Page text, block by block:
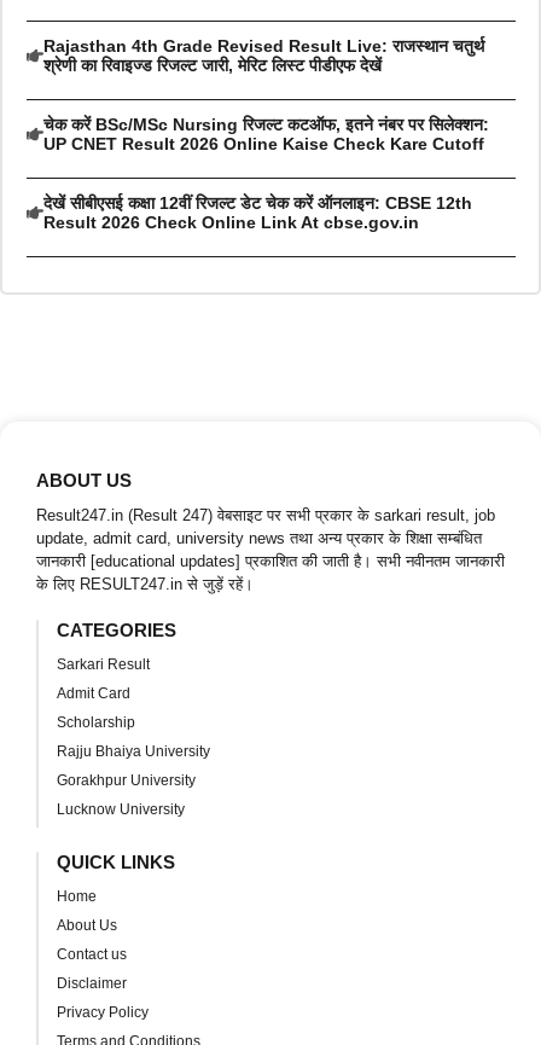
Rajasthan 4th Grade Revised Result Live: राजस्थान चतुर्थ
श्रेणी का रिवाइज्ड रिजल्ट जारी, मेरिट लिस्ट पीडीएफ देखें
चेक करें BSc/MSc Nursing रिजल्ट कटऑफ, इतने नंबर पर सिलेक्शन:
UP CNET Result 2026 Online Kaise Check Kare Cutoff
देखें सीबीएसई कक्षा 12वीं रिजल्ट डेट चेक करें ऑनलाइन: CBSE 12th
Result 2026 Check Online Link At cbse.gov.in
ABOUT US
Result247.in (Result 247) वेबसाइट पर सभी प्रकार के sarkari result, job
update, admit card, university news तथा अन्य प्रकार के शिक्षा सम्बंधित
जानकारी [educational updates] प्रकाशित की जाती है। सभी नवीनतम जानकारी
के लिए RESULT247.in से जुड़ें रहें।
CATEGORIES
Sarkari Result
Admit Card
Scholarship
Rajju Bhaiya University
Gorakhpur University
Lucknow University
QUICK LINKS
Home
About Us
Contact us
Disclaimer
Privacy Policy